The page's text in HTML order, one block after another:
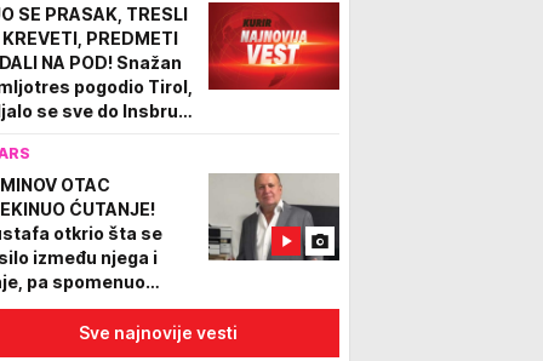
SE PRASAK, TRESLI
KREVETI, PREDMETI
NA POD! Snažan
pogodio Tirol,
se sve do Insbruka
OTAC
ĆUTANJE!
otkrio šta se
između njega i
pa spomenuo
Sve najnovije vesti